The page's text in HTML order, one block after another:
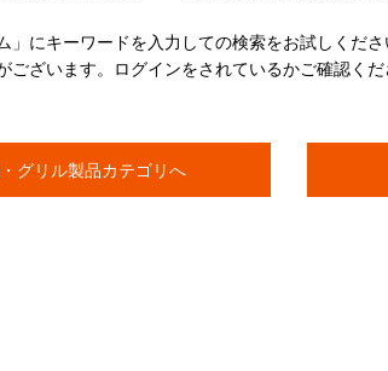
」にキーワードを入力しての検索をお試しくださ
ございます。ログインをされているかご確認くだ
グリル製品カテゴリへ